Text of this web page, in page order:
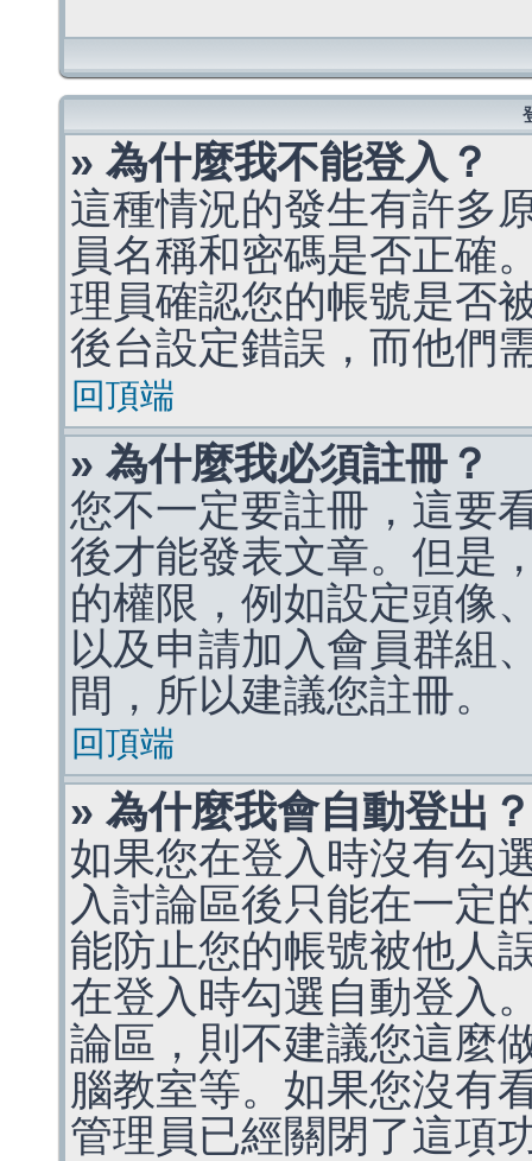
» 為什麼我不能登入？
這種情況的發生有許多
員名稱和密碼是否正確
理員確認您的帳號是否
後台設定錯誤，而他們
回頂端
» 為什麼我必須註冊？
您不一定要註冊，這要
後才能發表文章。但是
的權限，例如設定頭像
以及申請加入會員群組
間，所以建議您註冊。
回頂端
» 為什麼我會自動登出？
如果您在登入時沒有勾
入討論區後只能在一定
能防止您的帳號被他人
在登入時勾選自動登入
論區，則不建議您這麼
腦教室等。如果您沒有
管理員已經關閉了這項